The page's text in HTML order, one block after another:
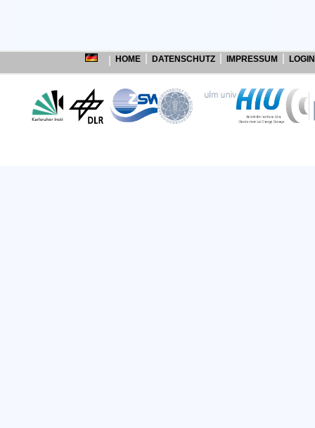
HOME DATENSCHUTZ IMPRESSUM LOGIN